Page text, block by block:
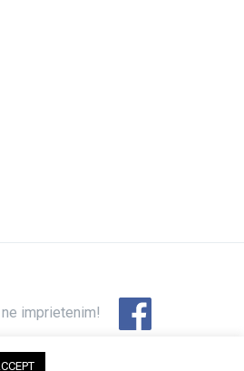
ne imprietenim!